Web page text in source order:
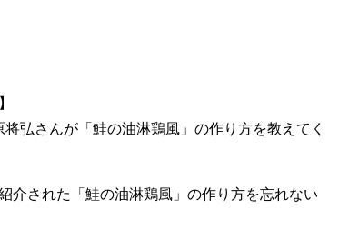
弘さんが「鮭の油淋鶏風」の作り方を教えてく
介された「鮭の油淋鶏風」の作り方を忘れない